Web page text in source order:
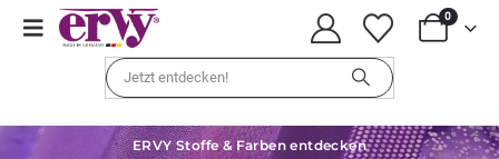
0
ERVY Stoffe & Farben entdecken